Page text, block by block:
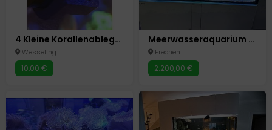
4 Kleine Korallenableger LPS SPS
Wesseling
10,00 €
Meerwasseraquarium Komplettanlage – Aqua Medic Armatus XD 500 – mit Besatz &Technik
Frechen
2.200,00 €